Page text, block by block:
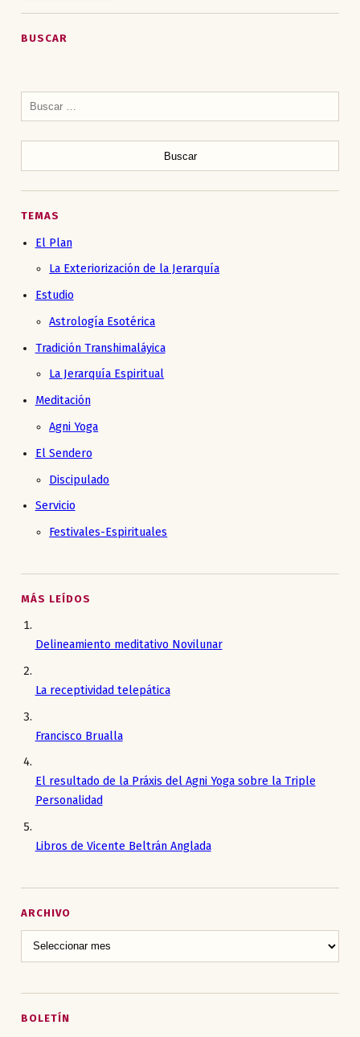
BUSCAR
TEMAS
El Plan
La Exteriorización de la Jerarquía
Estudio
Astrología Esotérica
Tradición Transhimaláyica
La Jerarquía Espiritual
Meditación
Agni Yoga
El Sendero
Discipulado
Servicio
Festivales-Espirituales
MÁS LEÍDOS
Delineamiento meditativo Novilunar
La receptividad telepática
Francisco Brualla
El resultado de la Práxis del Agni Yoga sobre la Triple
Personalidad
Libros de Vicente Beltrán Anglada
ARCHIVO
BOLETÍN